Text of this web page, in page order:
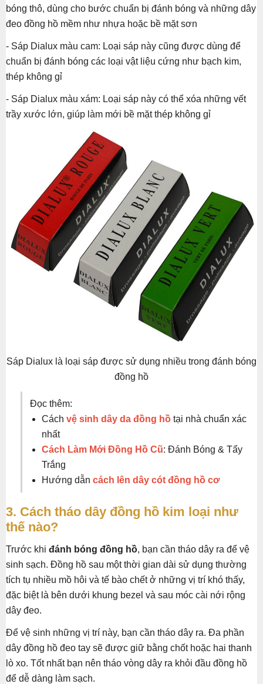
bóng thô, dùng cho bước chuẩn bị đánh bóng và những dây
đeo đồng hồ mềm như nhựa hoặc bề mặt sơn
- Sáp Dialux màu cam: Loại sáp này cũng được dùng để
chuẩn bị đánh bóng các loại vật liệu cứng như bạch kim,
thép không gỉ
- Sáp Dialux màu xám: Loại sáp này có thể xóa những vết
trầy xước lớn, giúp làm mới bề mặt thép không gỉ
Sáp Dialux là loại sáp được sử dụng nhiều trong đánh bóng
đồng hồ
Đọc thêm:
Cách vệ sinh dây da đồng hồ tại nhà chuẩn xác
nhất
Cách Làm Mới Đồng Hồ Cũ: Đánh Bóng & Tẩy
Trắng
Hướng dẫn cách lên dây cót đồng hồ cơ
3. Cách tháo dây đồng hồ kim loại như
thế nào?
Trước khi đánh bóng đồng hồ, bạn cần tháo dây ra để vệ
sinh sạch. Đồng hồ sau một thời gian dài sử dụng thường
tích tụ nhiều mồ hôi và tế bào chết ở những vị trí khó thấy,
đặc biệt là bên dưới khung bezel và sau móc cài nới rộng
dây đeo.
Để vệ sinh những vị trí này, bạn cần tháo dây ra. Đa phần
dây đồng hồ đeo tay sẽ được giữ bằng chốt hoặc hai thanh
lò xo. Tốt nhất bạn nên tháo vòng dây ra khỏi đầu đồng hồ
để dễ dàng làm sạch.